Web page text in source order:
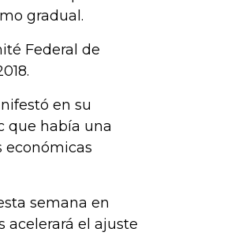
gradual.
Federal de
en su
que había una
económicas
semana en
acelerará el ajuste